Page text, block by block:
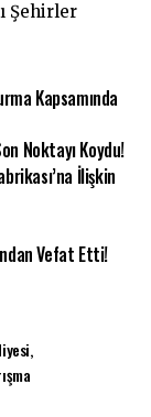
Şehirler
Kapsamında
Noktayı Koydu!
İlişkin
Vefat Etti!